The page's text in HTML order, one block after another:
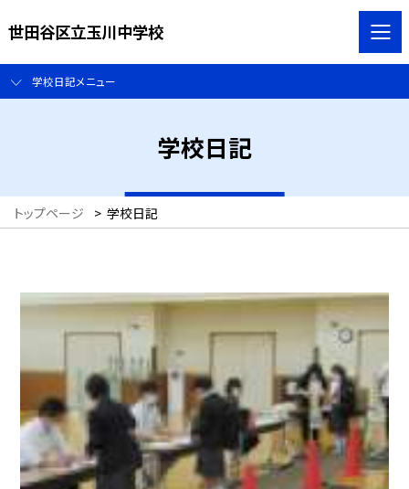
世田谷区立玉川中学校
学校日記メニュー
学校日記
トップページ > 学校日記